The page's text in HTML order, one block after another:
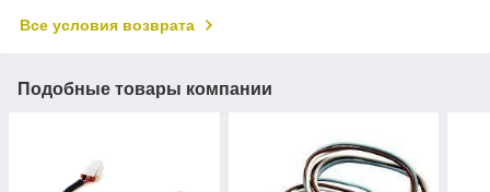
Все условия возврата
Подобные товары компании